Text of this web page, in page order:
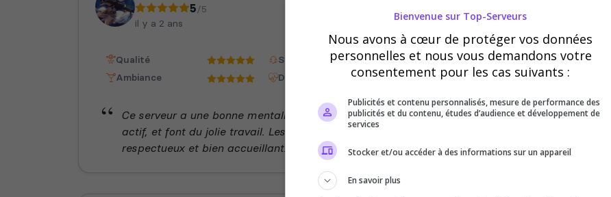
5/5
il y a 2 ans
Qualité
Staff du serveur
Ambiance
Disponibilité
Ce serveur a une bonne mentalité et qualité. Les staff son
actif, et font du jolie travail. Les joueur son très mature,
respectueux et bien accueillant. Je vous le conseille.
Qualité
Ambiance
Staff présent et
une très bonne
Bienvenue sur Top-Serveurs
Nous avons à cœur de protéger vos données
personnelles et nous vous demandons votre
consentement pour les cas suivants :
Publicités et contenu personnalisés, mesure de performance des
publicités et du contenu, études d’audience et développement de
services
Stocker et/ou accéder à des informations sur un appareil
En savoir plus